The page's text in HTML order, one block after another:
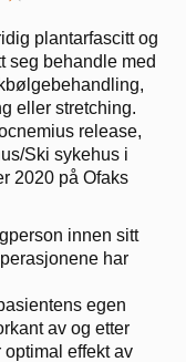
plantarfascitt og
seg behandle med
eller stretching.
release,
Ski sykehus i
2020 på Ofaks
innen sitt
har
egen
av og etter
effekt av